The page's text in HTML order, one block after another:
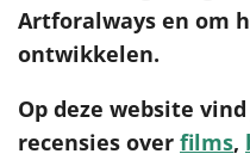
Artforalways en om
ontwikkelen.
Op deze website
recensies over films,